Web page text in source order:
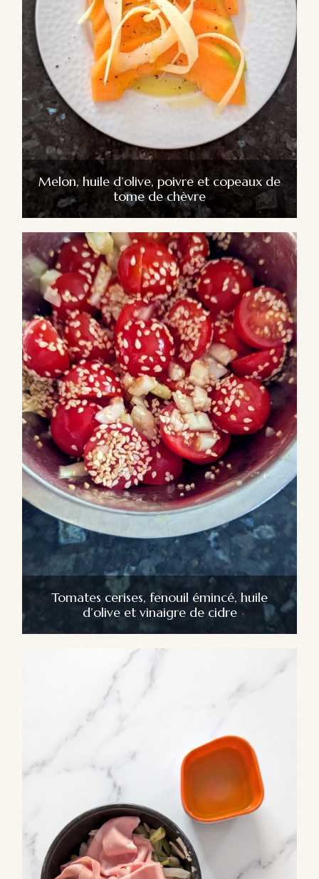
Melon, huile d’olive, poivre et copeaux de
tome de chèvre
Tomates cerises, fenouil émincé, huile
d’olive et vinaigre de cidre